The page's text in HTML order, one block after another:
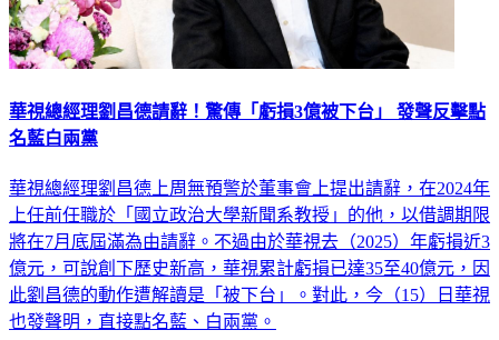
華視總經理劉昌德請辭！驚傳「虧損3億被下台」 發聲反擊點
名藍白兩黨
華視總經理劉昌德上周無預警於董事會上提出請辭，在2024年
上任前任職於「國立政治大學新聞系教授」的他，以借調期限
將在7月底屆滿為由請辭。不過由於華視去（2025）年虧損近3
億元，可說創下歷史新高，華視累計虧損已達35至40億元，因
此劉昌德的動作遭解讀是「被下台」。對此，今（15）日華視
也發聲明，直接點名藍、白兩黨。